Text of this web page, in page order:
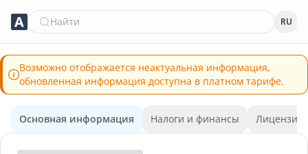
Найти RU
Возможно отображается неактуальная информация,
обновленная информация доступна в платном тарифе.
Основная информация Налоги и финансы Лицензии